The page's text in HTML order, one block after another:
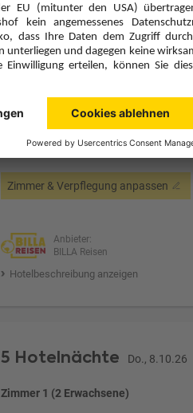
5 Hotelnächte Mi., 7.10.26
Zimmerpreis ab € 266,-
Mobilheim Happy Premium (CM1)
Ohne Verpflegung (U)
Zimmer & Verpflegung anpassen
Anbieter:
BILLA Reisen
Hotelbeschreibung anzeigen
5 Hotelnächte Do., 8.10.26
Zimmer 1 (2 Erwachsene)